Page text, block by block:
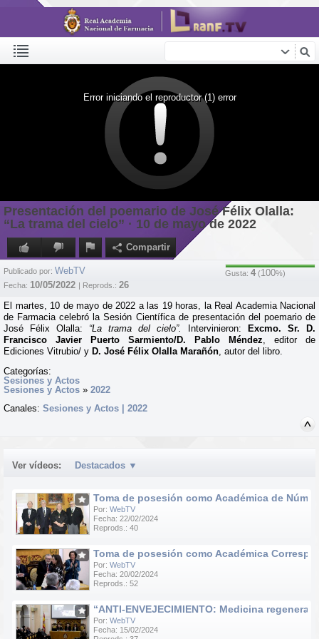
Error iniciando el reproductor (1) error
Presentación del poemario de José Félix Olalla:
“La trama del cielo” · 10 de mayo de 2022
Compartir
Gusta: 4 (100%)
Publicado por: WebTV
Fecha: 10/05/2022 | Reprods.: 26
El martes, 10 de mayo de 2022 a las 19 horas, la Real Academia Nacional
de Farmacia celebró la Sesión Científica de presentación del poemario de
José Félix Olalla: “La trama del cielo”. Intervinieron:
Excmo. Sr. D.
Francisco Javier Puerto Sarmiento/D. Pablo Méndez, editor de
Ediciones Vitrubio/ y D. José Félix Olalla Marañón, autor del libro.
Categorías:
Sesiones y Actos
Sesiones y Actos » 2022
Canales: Sesiones y Actos | 2022
Ver vídeos: Destacados ▼
Toma de posesión como Académica de
Por: WebTV
Fecha: 22/02/2024
Reprods.: 40
Toma de posesión como Académica
Por: WebTV
Fecha: 20/02/2024
Reprods.: 52
“ANTI-ENVEJECIMIENTO: Medicina
Por: WebTV
Fecha: 15/02/2024